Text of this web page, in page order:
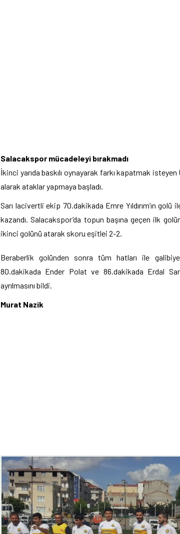
Salacakspor mücadeleyi bırakmadı
İkinci yarıda baskılı oynayarak farkı kapatmak
alarak ataklar yapmaya başladı.
Sarı lacivertli ekip 70.dakikada Emre Yıldırım’ın
kazandı. Salacakspor’da topun başına geçen ilk
ikinci golünü atarak skoru eşitlei 2-2.
Beraberlik golünden sonra tüm hatları ile
80.dakikada Ender Polat ve 86.dakikada Erdal
ayrılmasını bildi.
Murat Nazik